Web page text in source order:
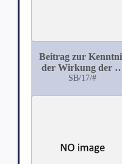
Beitrag zur
der Wirkung der
Cyan α-Milchsäure
SB/17/#